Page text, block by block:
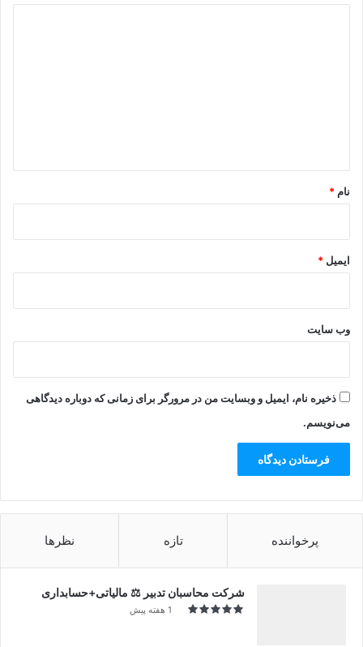
نام *
ایمیل *
وب‌ سایت
ذخیره نام، ایمیل و وبسایت من در مرورگر برای زمانی که دوباره دیدگاهی
می‌نویسم.
پرخواننده تازه نظرها
شرکت محاسبان تدبیر ⚖️ مالیاتی+حسابداری
1 هفته پیش